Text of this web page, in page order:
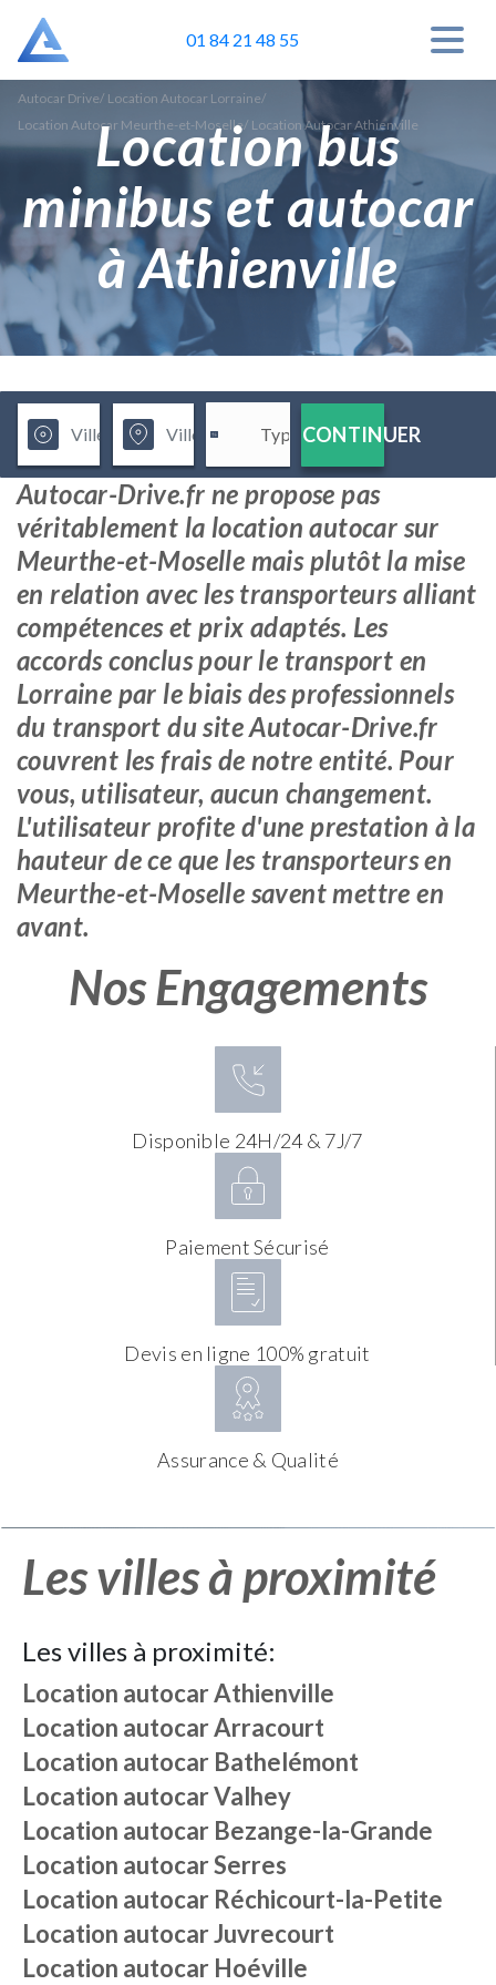
01 84 21 48 55
Autocar Drive/ Location Autocar Lorraine/
Location Autocar Meurthe-et-Moselle/ Location Autocar Athienville
Location bus
minibus et autocar
à Athienville
CONTINUER
Autocar-Drive.fr ne propose pas
véritablement la location autocar sur
Meurthe-et-Moselle mais plutôt la mise
en relation avec les transporteurs alliant
compétences et prix adaptés. Les
accords conclus pour le transport en
Lorraine par le biais des professionnels
du transport du site Autocar-Drive.fr
couvrent les frais de notre entité. Pour
vous, utilisateur, aucun changement.
L'utilisateur profite d'une prestation à la
hauteur de ce que les transporteurs en
Meurthe-et-Moselle savent mettre en
avant.
Nos Engagements
Disponible 24H/24 & 7J/7
Paiement Sécurisé
Devis en ligne 100% gratuit
Assurance & Qualité
Les villes à proximité
Les villes à proximité:
Location autocarAthienville
Location autocarArracourt
Location autocar Bathelémont
Location autocarValhey
Location autocar Bezange-la-Grande
Location autocarSerres
Location autocar Réchicourt-la-Petite
Location autocarJuvrecourt
Location autocar Hoéville